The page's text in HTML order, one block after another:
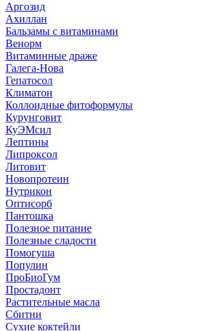
Аргозид
Ахиллан
Бальзамы с витаминами
Венорм
Витаминные драже
Галега-Нова
Гепатосол
Климатон
Коллоидные фитоформулы
Курунговит
КуЭМсил
Лептины
Липроксол
Литовит
Новопротеин
Нутрикон
Оптисорб
Пантошка
Полезное питание
Полезные сладости
Помогуша
Популин
ПроБиоГум
Простадонт
Растительные масла
Сбитни
Сухие коктейли